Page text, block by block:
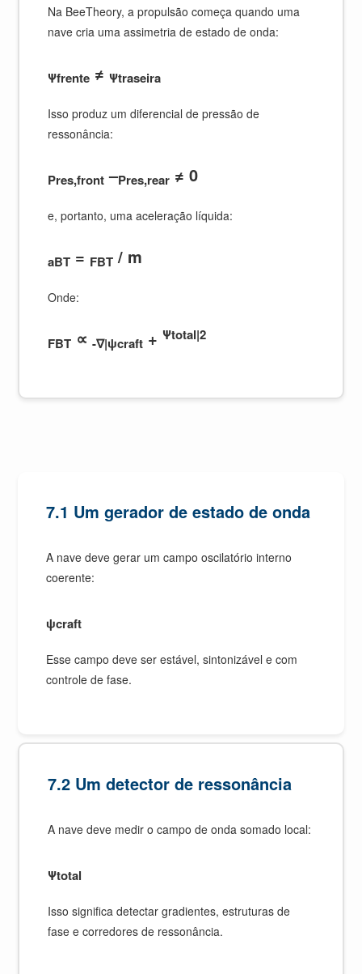
Na BeeTheory, a propulsão começa quando uma
nave cria uma assimetria de estado de onda:
Ψfrente ≠ Ψtraseira
Isso produz um diferencial de pressão de
ressonância:
Pres,front –Pres,rear ≠ 0
e, portanto, uma aceleração líquida:
aBT = FBT / m
Onde:
FBT ∝-∇|ψcraft + Ψtotal|2
7.1 Um gerador de estado de onda
A nave deve gerar um campo oscilatório interno
coerente:
ψcraft
Esse campo deve ser estável, sintonizável e com
controle de fase.
7.2 Um detector de ressonância
A nave deve medir o campo de onda somado local:
Ψtotal
Isso significa detectar gradientes, estruturas de
fase e corredores de ressonância.